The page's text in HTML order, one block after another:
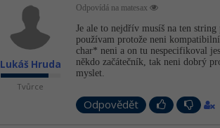
Lukáš Hruda
Tvůrce
Odpovídá na matesax
Je ale to nejdřív musíš na ten
používam protože neni
char* neni a on tu nespecifikoval
někdo začátečník, tak neni dobrý
myslet.
Odpovědět